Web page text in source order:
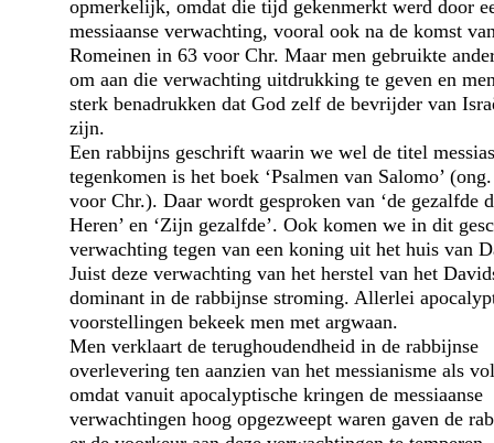
opmerkelijk, omdat die tijd gekenmerkt werd door
messiaanse verwachting, vooral ook na de komst
Romeinen in 63 voor Chr. Maar men gebruikte
om aan die verwachting uitdrukking te geven en
sterk benadrukken dat God zelf de bevrijder van
zijn.
Een rabbijns geschrift waarin we wel de titel messias
tegenkomen is het boek ‘Psalmen van Salomo’
voor Chr.). Daar wordt gesproken van ‘de gezalfde
Heren’ en ‘Zijn gezalfde’. Ook komen we in dit
verwachting tegen van een koning uit het huis van
Juist deze verwachting van het herstel van het
dominant in de rabbijnse stroming. Allerlei
voorstellingen bekeek men met argwaan.
Men verklaart de terughoudendheid in de rabbijnse
overlevering ten aanzien van het messianisme als
omdat vanuit apocalyptische kringen de messiaanse
verwachtingen hoog opgezweept waren gaven de